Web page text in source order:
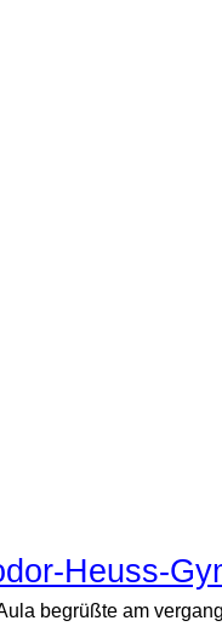
Heuss-
begrüßte am